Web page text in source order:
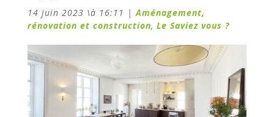
14 juin 2023 \à 16:11 |Aménagement,
rénovation et construction, Le Saviez vous ?